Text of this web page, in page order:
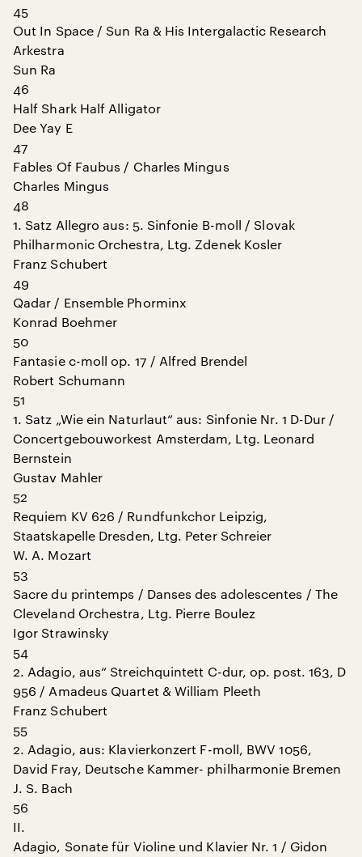
45
Out In Space / Sun Ra & His Intergalactic Research
Arkestra
Sun Ra
46
Half Shark Half Alligator
Dee Yay E
47
Fables Of Faubus / Charles Mingus
Charles Mingus
48
1. Satz Allegro aus: 5. Sinfonie B-moll / Slovak
Philharmonic Orchestra, Ltg. Zdenek Kosler
Franz Schubert
49
Qadar / Ensemble Phorminx
Konrad Boehmer
50
Fantasie c-moll op. 17 / Alfred Brendel
Robert Schumann
51
1. Satz „Wie ein Naturlaut“ aus: Sinfonie Nr. 1 D-Dur /
Concertgebouworkest Amsterdam, Ltg. Leonard
Bernstein
Gustav Mahler
52
Requiem KV 626 / Rundfunkchor Leipzig,
Staatskapelle Dresden, Ltg. Peter Schreier
W. A. Mozart
53
Sacre du printemps / Danses des adolescentes / The
Cleveland Orchestra, Ltg. Pierre Boulez
Igor Strawinsky
54
2. Adagio, aus“ Streichquintett C-dur, op. post. 163, D
956 / Amadeus Quartet & William Pleeth
Franz Schubert
55
2. Adagio, aus: Klavierkonzert F-moll, BWV 1056,
David Fray, Deutsche Kammer- philharmonie Bremen
J. S. Bach
56
II.
Adagio, Sonate für Violine und Klavier Nr. 1 / Gidon